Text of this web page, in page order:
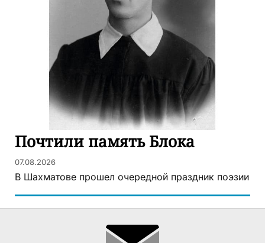
Почтили память Блока
07.08.2026
В Шахматове прошел очередной праздник поэзии